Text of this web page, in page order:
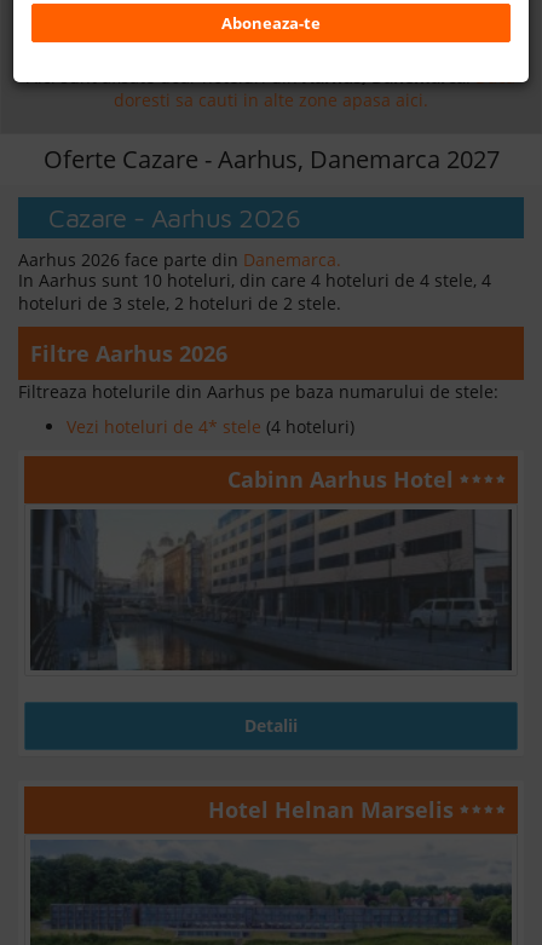
Aici sunt afisate doar hoteluri dinAarhus, Danemarca.Daca
doresti sa cauti in alte zone apasa aici.
Oferte Cazare - Aarhus, Danemarca 2027
Cazare - Aarhus 2026
Aarhus 2026 face parte din Danemarca.
In Aarhus sunt 10 hoteluri, din care 4 hoteluri de 4 stele, 4
hoteluri de 3 stele, 2 hoteluri de 2 stele.
Filtre Aarhus 2026
Filtreaza hotelurile din Aarhus pe baza numarului de stele:
Vezi hoteluri de 4* stele (4 hoteluri)
Cabinn Aarhus Hotel
Detalii
Hotel Helnan Marselis
LEI EURO
Aboneaza-te